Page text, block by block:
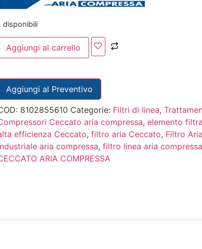
disponibili
Aggiungi al carrello
Aggiungi al Preventivo
8102855610 Categorie: Filtri di linea,
Ceccato aria compressa, elemento
efficienza Ceccato, filtro aria Ceccato, Filtro
aria compressa, filtro linea aria compressa
ARIA COMPRESSA